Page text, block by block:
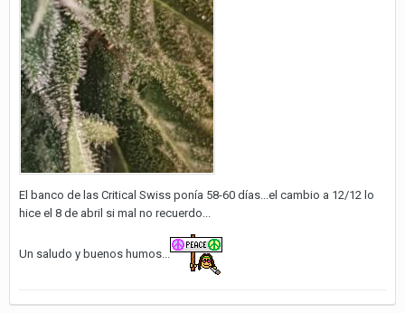
El banco de las Critical Swiss ponía 58-60 días...el cambio a 12/12 lo
hice el 8 de abril si mal no recuerdo...
Un saludo y buenos humos...